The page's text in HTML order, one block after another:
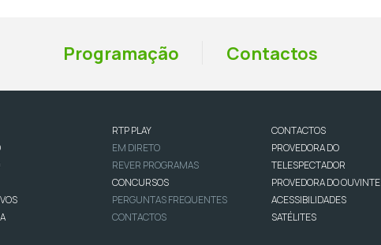
Programação Contactos
RTP PLAY
EM DIRETO
REVER PROGRAMAS
CONCURSOS
PERGUNTAS FREQUENTES
CONTACTOS
CONTACTOS
PROVEDORA DO
TELESPECTADOR
PROVEDORA DO OUVINTE
ACESSIBILIDADES
SATÉLITES